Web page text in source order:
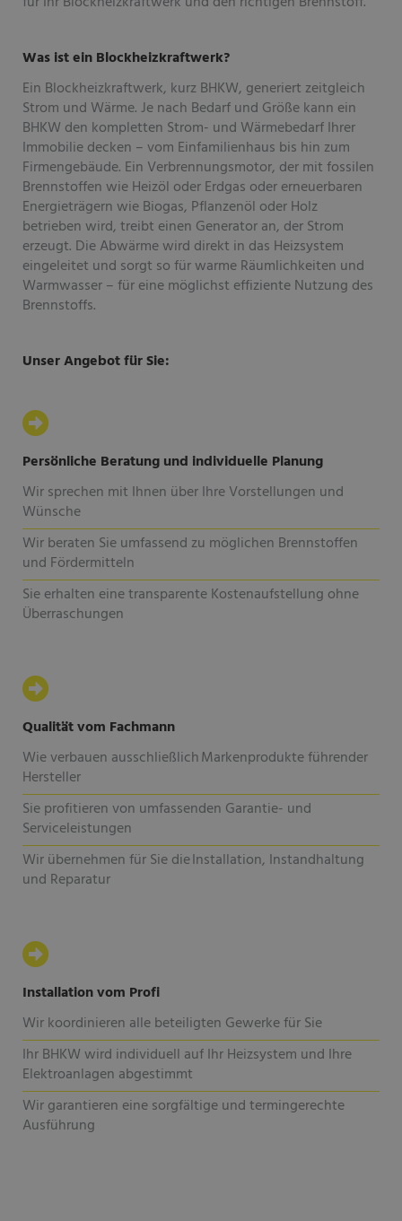
Was ist ein Blockheizkraftwerk?
Ein Blockheizkraftwerk, kurz BHKW, generiert zeitgleich
Strom und Wärme. Je nach Bedarf und Größe kann ein
BHKW den kompletten Strom- und Wärmebedarf Ihrer
Immobilie decken – vom Einfamilienhaus bis hin zum
Firmengebäude. Ein Verbrennungsmotor, der mit fossilen
Brennstoffen wie Heizöl oder Erdgas oder erneuerbaren
Energieträgern wie Biogas, Pflanzenöl oder Holz
betrieben wird, treibt einen Generator an, der Strom
erzeugt. Die Abwärme wird direkt in das Heizsystem
eingeleitet und sorgt so für warme Räumlichkeiten und
Warmwasser – für eine möglichst effiziente Nutzung des
Brennstoffs.
Unser Angebot für Sie:
Persönliche Beratung und individuelle Planung
Wir sprechen mit Ihnen über Ihre Vorstellungen und
Wünsche
Wir beraten Sie umfassend zu möglichen Brennstoffen
und Fördermitteln
Sie erhalten eine transparente Kostenaufstellung ohne
Überraschungen
Qualität vom Fachmann
Wie verbauen ausschließlich Markenprodukte führender
Hersteller
Sie profitieren von umfassenden Garantie- und
Serviceleistungen
Wir übernehmen für Sie die Installation, Instandhaltung
und Reparatur
Installation vom Profi
Wir koordinieren alle beteiligten Gewerke für Sie
Ihr BHKW wird individuell auf Ihr Heizsystem und Ihre
Elektroanlagen abgestimmt
Wir garantieren eine sorgfältige und termingerechte
Ausführung